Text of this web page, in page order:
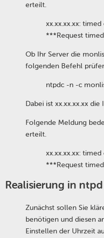
erteilt.
xx.xx.xx.xx:
***Request
Ob Ihr Server die
folgenden Befehl
ntpdc -n -c
Dabei ist xx.xx.xx.xx die
Folgende Meldung
erteilt.
xx.xx.xx.xx:
***Request
Realisierung in ntpd
Zunächst sollen Sie
benötigen und diesen
Einstellen der Uhrzeit